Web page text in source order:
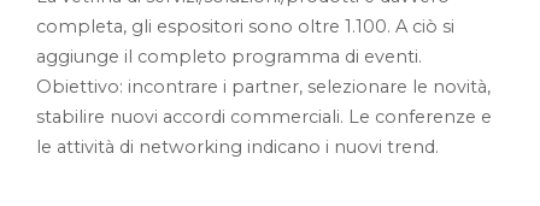
completa, gli espositori sono oltre 1.100. A ciò si
aggiunge il completo programma di eventi.
Obiettivo: incontrare i partner, selezionare le novità,
stabilire nuovi accordi commerciali. Le conferenze e
le attività di networking indicano i nuovi trend.